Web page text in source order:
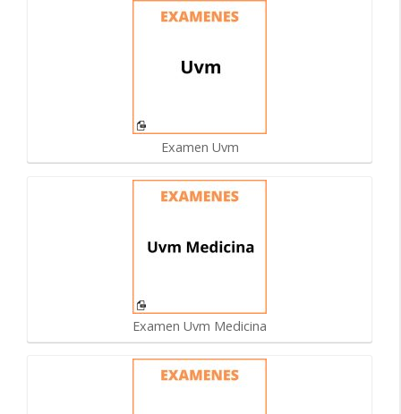
Examen Uvm
Examen Uvm Medicina